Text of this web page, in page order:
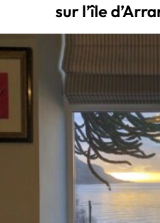
sur l’île